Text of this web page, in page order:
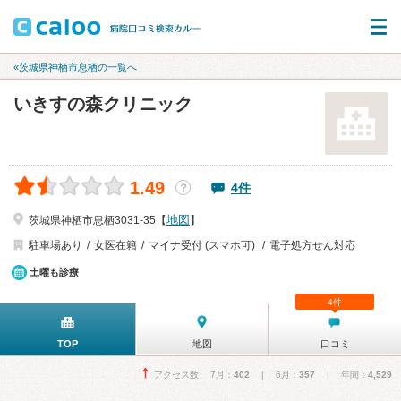
«茨城県神栖市息栖の一覧へ
いきすの森クリニック
1.49 ？ 4件
茨城県神栖市息栖3031-35【地図 】
駐車場あり
女医在籍 マイナ受付 (スマホ可) 電子処方せん対応
土曜も診療
TOP 地図 口コミ
4件
アクセス数 7月： 402 | 6月： 357 | 年間： 4,529